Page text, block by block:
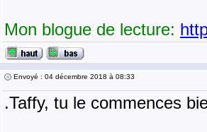
Mon blogue de lecture:
Envoyé : 04 décembre 2018 à 08:33
.Taffy, tu le commences